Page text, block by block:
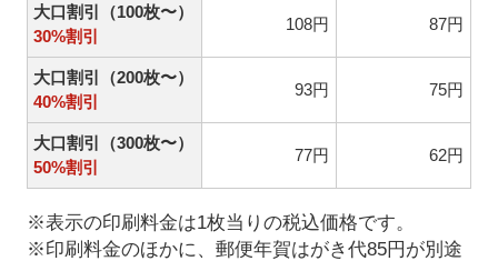
大口割引（100枚〜）
30%割引
108円 87円
大口割引（200枚〜）
40%割引
93円 75円
大口割引（300枚〜）
50%割引
77円 62円
※表示の印刷料金は1枚当りの税込価格です。
※印刷料金のほかに、郵便年賀はがき代85円が別途